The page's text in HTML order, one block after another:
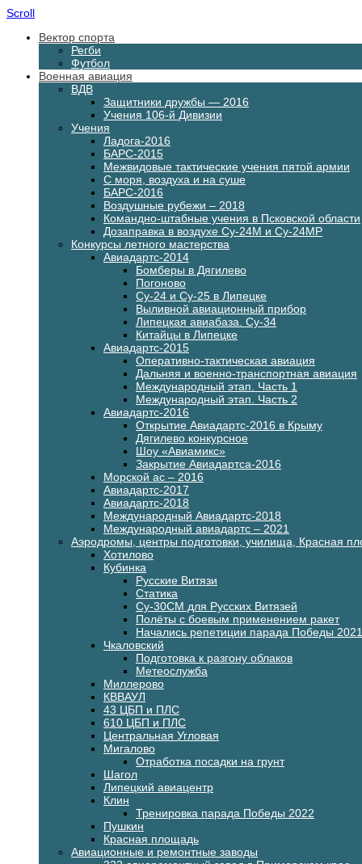
Scroll
Вектор спорта
Регби
Футбол
Военная авиация
ВДВ
Защитники дружбы — 2016
Учения 106-й Дивизии
Учения
Ладога-2016
БАРС-2015
Межвидовые тактические учения пятой армии
С моря, воздуха и на суше
БАРС-2016
Воздушные рубежи – 2018
Командно-штабные учения в Псковской области
Дозаправка в воздухе Су-24М и Су-24МР
Конкурсы летного мастерства
Авиадартс-2014
Бомберы в Дягилево
Погоново
Су-24 и Су-25 в Липецке
Выливной авиационный прибор
Липецкая авиабаза. Су-34
Китайцы в Липецке
Авиадартс-2015
Оперативно-тактическая авиация
Дальняя и военно-транспортная авиация
Международный этап. Часть 1
Международный этап. Часть 2
Авиадартс-2016
Открытие Авиадартс-2016 в Крыму
Дягилево конкурсное
Шоу «Авиамикс»
Закрытие Авиадартса-2016
Морской ас – 2016
Авиадартс-2017
Авиадартс-2018
Международный Авиадартс-2018
Международный авиадартс – 2021
Аэродромы, центры подготовки, училища, Красная
Хотилово
Кубинка
Русские Витязи
Статика
Су-30СМ для Русских Витязей
Полёты с боевым применением ракет
Начались репетиции парада Победы 2021
Чкаловский
Подготовка к разгону облаков
Метеослужба
Миллерово
КВВАУЛ
43 ЦБП и ПЛС
610 ЦБП и ПЛС
Центральная Угловая
Мигалово
Отработка посадки на грунт
Шагол
Липецкий авиацентр
Клин
Тренировка парада Победы 2022
Пушкин
Красная площадь
Авиационные и ремонтные заводы